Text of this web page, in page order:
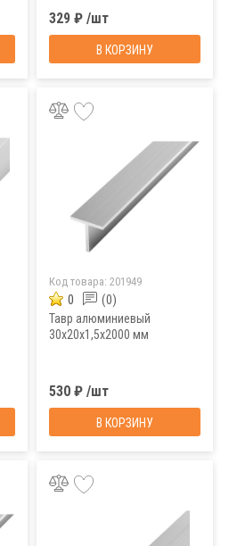
329 ₽ /шт
В КОРЗИНУ
Код товара: 201949
0 (0)
Тавр алюминиевый
30х20х1,5х2000 мм
530 ₽ /шт
В КОРЗИНУ